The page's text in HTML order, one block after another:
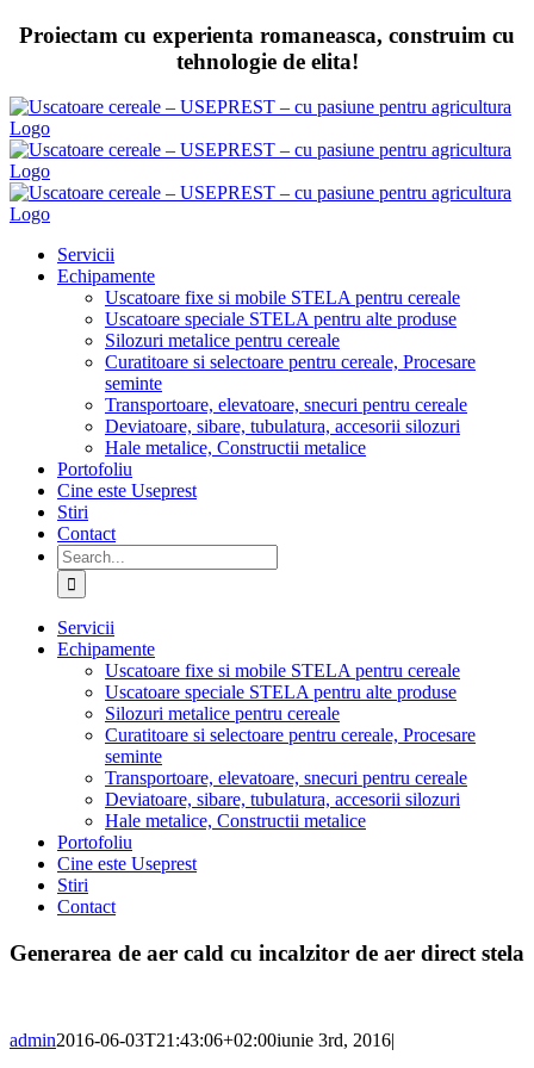
Skip
Proiectam cu experienta romaneasca, construim cu
tehnologie de elita!
Servicii
Echipamente
Uscatoare fixe si mobile STELA pentru cereale
Uscatoare speciale STELA pentru alte produse
Silozuri metalice pentru cereale
Curatitoare si selectoare pentru cereale, Procesare
seminte
Transportoare, elevatoare, snecuri pentru cereale
Deviatoare, sibare, tubulatura, accesorii silozuri
Hale metalice, Constructii metalice
Portofoliu
Cine este Useprest
Stiri
Contact
Search
for:
Servicii
Echipamente
Uscatoare fixe si mobile STELA pentru cereale
Uscatoare speciale STELA pentru alte produse
Silozuri metalice pentru cereale
Curatitoare si selectoare pentru cereale, Procesare
seminte
Transportoare, elevatoare, snecuri pentru cereale
Deviatoare, sibare, tubulatura, accesorii silozuri
Hale metalice, Constructii metalice
Portofoliu
Cine este Useprest
Stiri
Contact
Generarea de aer cald cu incalzitor de aer direct stela
admin2016-06-03T21:43:06+02:00iunie 3rd, 2016|